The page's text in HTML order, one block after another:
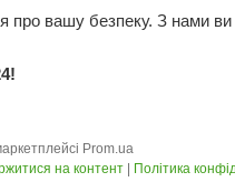
вашу безпеку. З нами
Prom.ua
на контент
Політика